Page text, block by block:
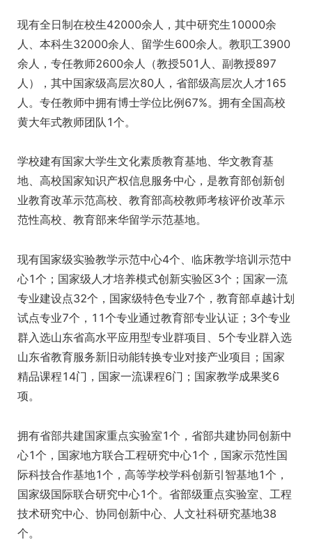
现有全日制在校生42000余人，其中研究生10000余
人、本科生32000余人、留学生600余人。教职工3900
余人，专任教师2600余人（教授501人、副教授897
人），其中国家级高层次80人，省部级高层次人才165
人。专任教师中拥有博士学位比例67%。拥有全国高校
黄大年式教师团队1个。
学校建有国家大学生文化素质教育基地、华文教育基
地、高校国家知识产权信息服务中心，是教育部创新创
业教育改革示范高校、教育部高校教师考核评价改革示
范性高校、教育部来华留学示范基地。
现有国家级实验教学示范中心4个、临床教学培训示范中
心1个；国家级人才培养模式创新实验区3个；国家一流
专业建设点32个，国家级特色专业7个，教育部卓越计划
试点专业7个，11个专业通过教育部专业认证；3个专业
群入选山东省高水平应用型专业群项目、5个专业群入选
山东省教育服务新旧动能转换专业对接产业项目；国家
精品课程14门，国家一流课程6门；国家教学成果奖6
项。
拥有省部共建国家重点实验室1个，省部共建协同创新中
心1个，国家地方联合工程研究中心1个，国家示范性国
际科技合作基地1个，高等学校学科创新引智基地1个，
国家级国际联合研究中心1个。省部级重点实验室、工程
技术研究中心、协同创新中心、人文社科研究基地38
个。